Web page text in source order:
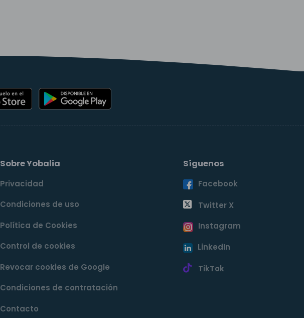
Sobre Yobalia
Privacidad
Condiciones de uso
Política de Cookies
Control de cookies
Revocar cookies de Google
Condiciones de contratación
Contacto
Síguenos
Facebook
Twitter X
Instagram
LinkedIn
TikTok